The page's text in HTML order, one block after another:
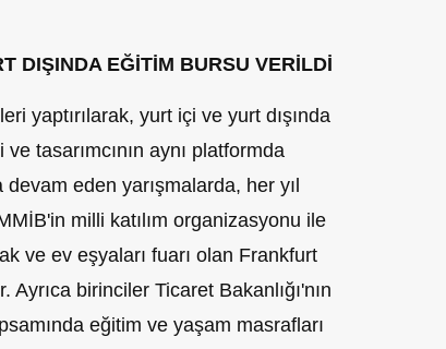
DIŞINDA EĞİTİM BURSU VERİLDİ
yaptırılarak, yurt içi ve yurt dışında
tasarımcının aynı platformda
eden yarışmalarda, her yıl
milli katılım organizasyonu ile
ve ev eşyaları fuarı olan Frankfurt
birinciler Ticaret Bakanlığı'nın
eğitim ve yaşam masrafları